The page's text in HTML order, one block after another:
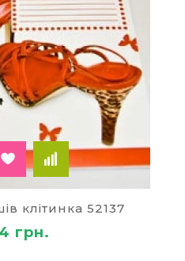
клітинка 52137
грн.